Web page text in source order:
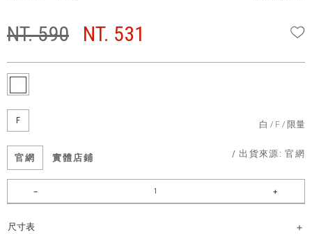
NT. 590 NT. 531
F 白 F 限量
官網 實體店鋪 / 出貨來源:官網
尺寸表